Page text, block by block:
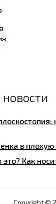
в плохую
Как